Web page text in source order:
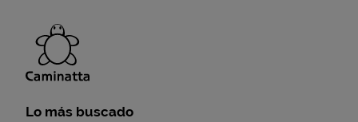
Lo más buscado